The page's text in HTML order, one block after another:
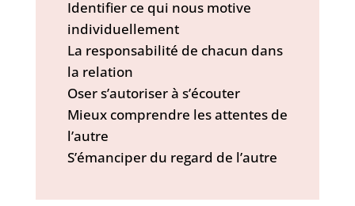
Identifier ce qui nous motive
individuellement
La responsabilité de chacun dans
la relation
Oser s’autoriser à s’écouter
Mieux comprendre les attentes de
l’autre
S’émanciper du regard de l’autre